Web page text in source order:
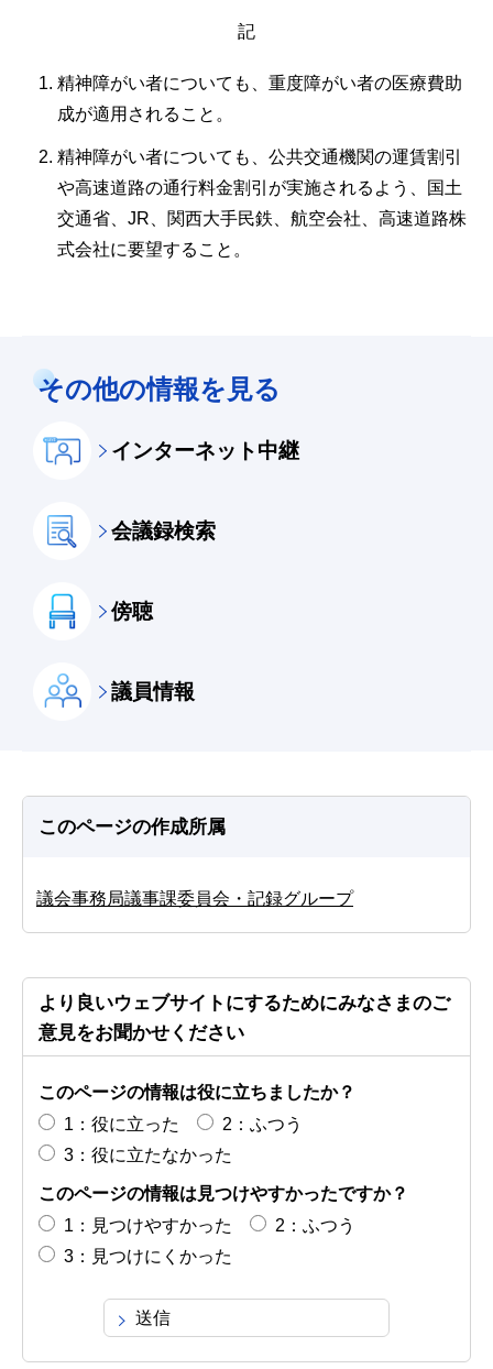
記
精神障がい者についても、重度障がい者の医療費助
成が適用されること。
精神障がい者についても、公共交通機関の運賃割引
や高速道路の通行料金割引が実施されるよう、国土
交通省、JR、関西大手民鉄、航空会社、高速道路株
式会社に要望すること。
その他の情報を見る
インターネット中継
会議録検索
傍聴
議員情報
このページの作成所属
議会事務局議事課委員会・記録グループ
より良いウェブサイトにするためにみなさまのご
意見をお聞かせください
このページの情報は役に立ちましたか？
1：役に立った
2：ふつう
3：役に立たなかった
このページの情報は見つけやすかったですか？
1：見つけやすかった
2：ふつう
3：見つけにくかった